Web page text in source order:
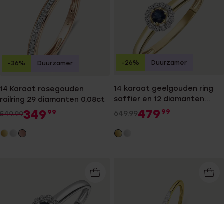
14 Karaat rosegouden
railring 29 diamanten 0,08ct
549.99349 99
-36% Duurzamer
14 karaat geelgouden ring
saffier en 12 diamanten
0,08ct
649.99479 99
-26% Duurzamer